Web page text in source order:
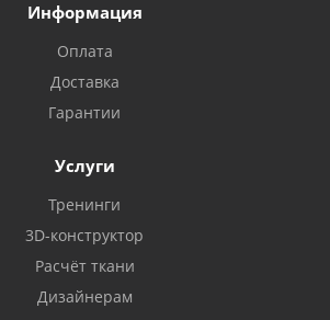
Информация
Оплата
Доставка
Гарантии
Услуги
Тренинги
3D-конструктор
Расчёт ткани
Дизайнерам